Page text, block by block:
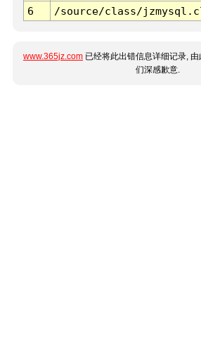
6
/source/class/
www.365jz.com 已经将此出错信息详细记录,
们深感歉意.